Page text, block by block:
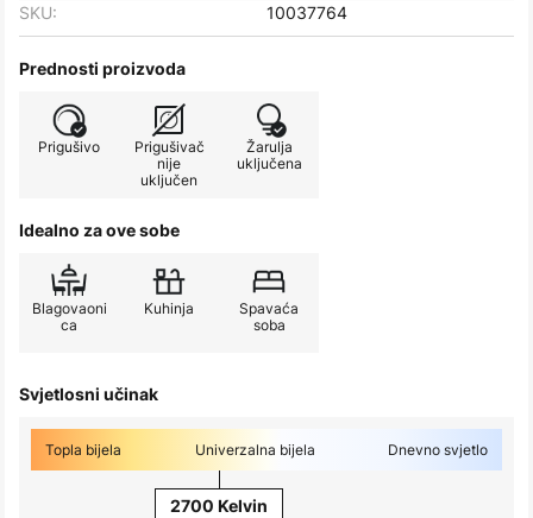
SKU:
10037764
Prednosti proizvoda
Prigušivo
Prigušivač
nije
uključen
Žarulja
uključena
Idealno za ove sobe
Blagovaoni
ca
Kuhinja
Spavaća
soba
Svjetlosni učinak
Topla bijela Univerzalna bijela Dnevno svjetlo
2700 Kelvin